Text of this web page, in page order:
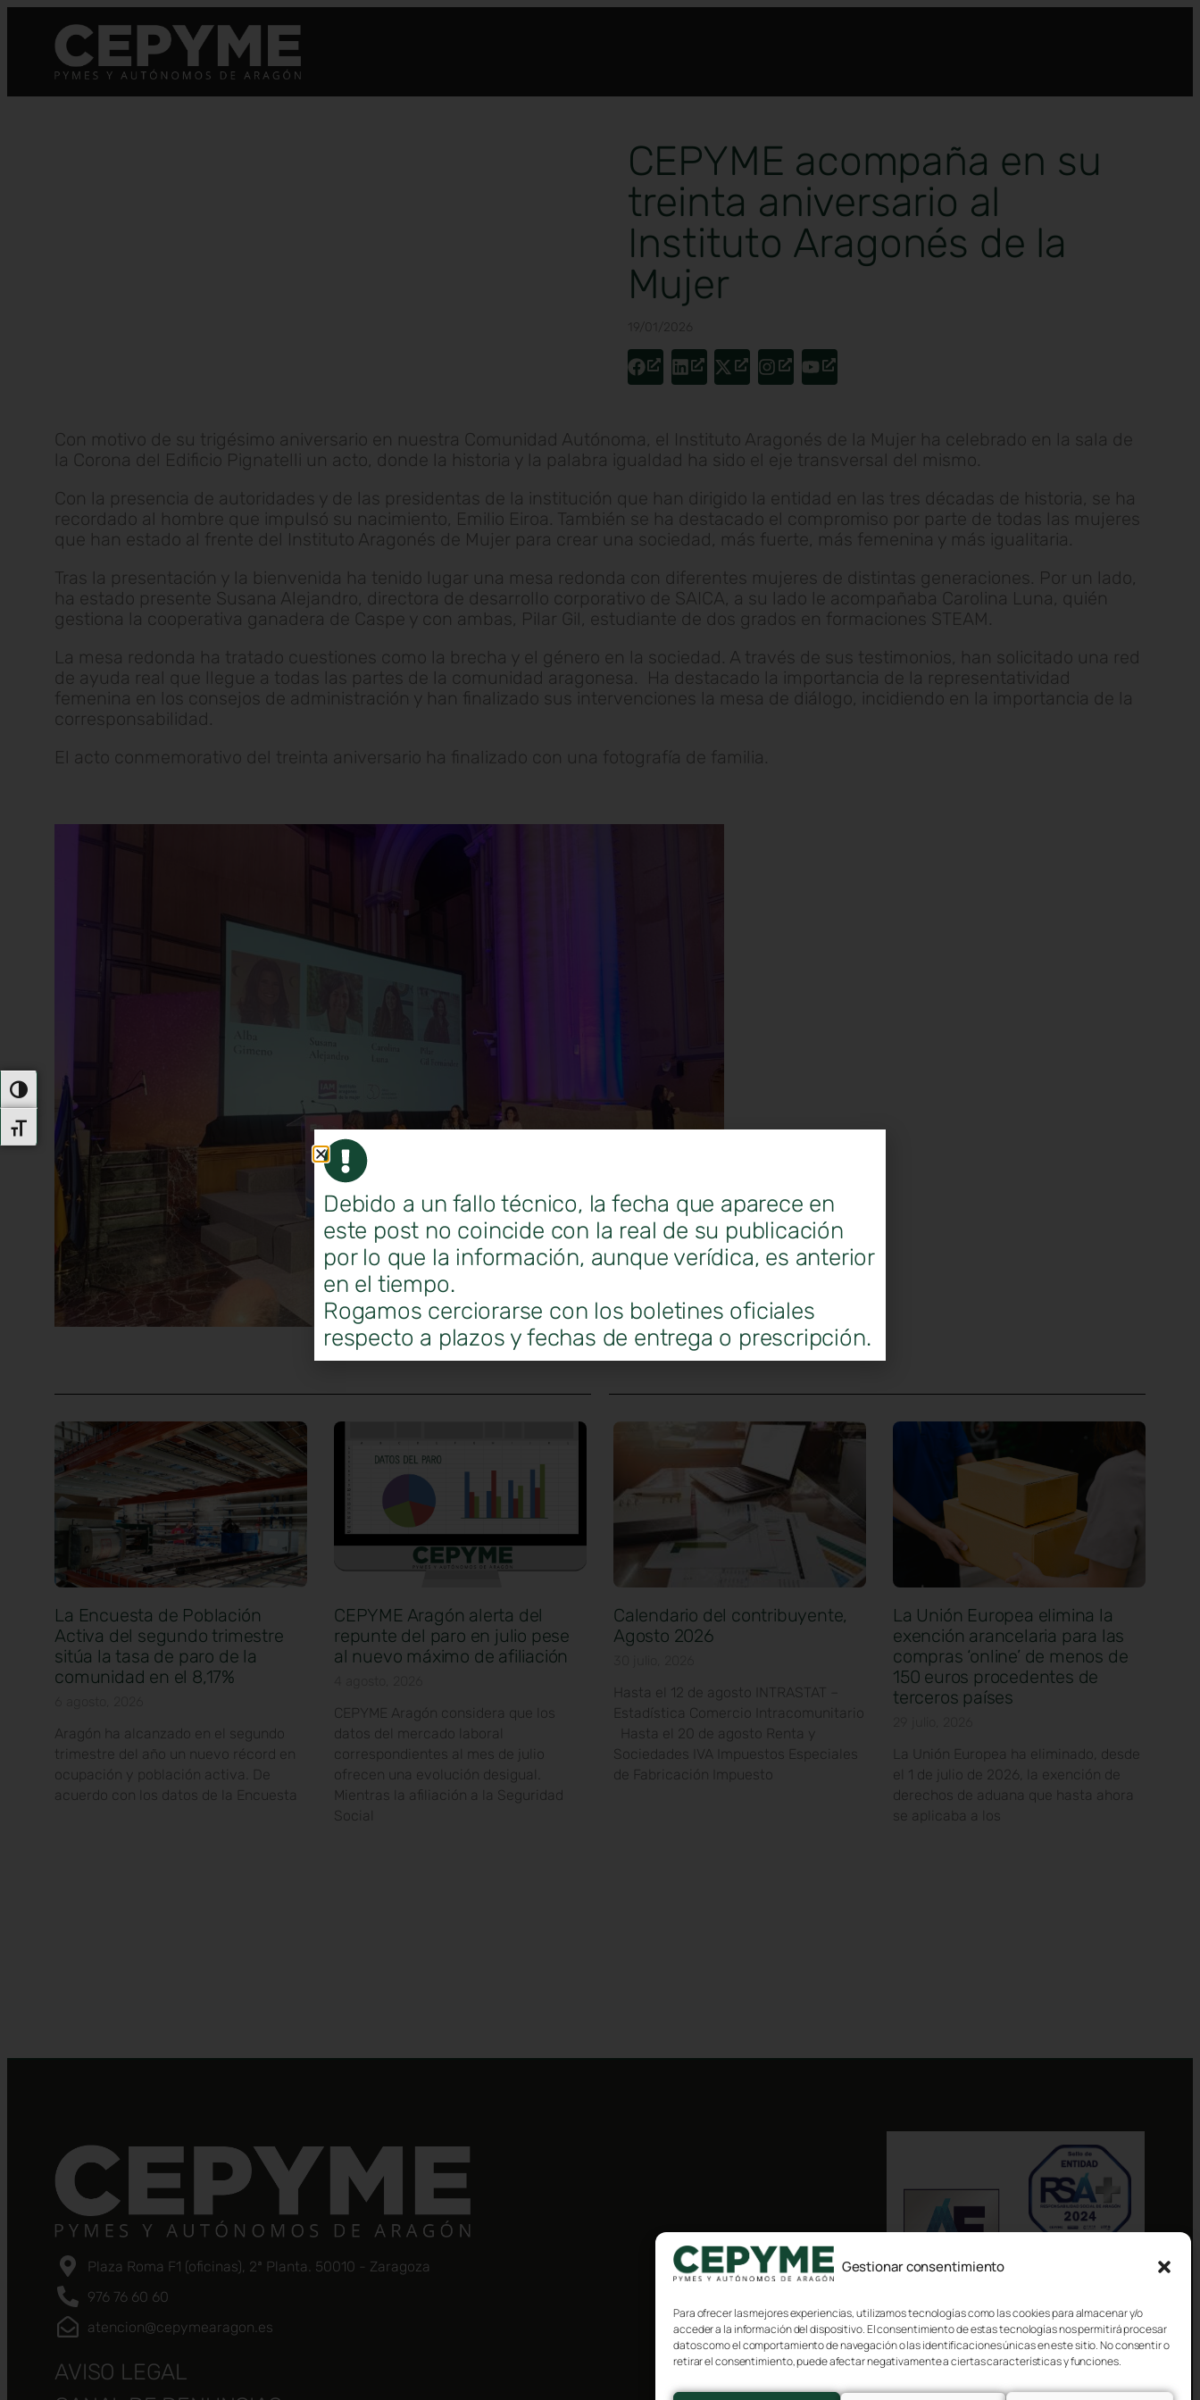
Gestionar consentimiento
Para ofrecer las mejores experiencias, utilizamos tecnologías como las cookies para almacenar y/o
acceder a la información del dispositivo. El consentimiento de estas tecnologías nos permitirá procesar
datos como el comportamiento de navegación o las identificaciones únicas en este sitio. No consentir o
retirar el consentimiento, puede afectar negativamente a ciertas características y funciones.
Alternar Alto Contraste
Alternar Tamaño De Letra
CEPYME acompaña en su
treinta aniversario al
Instituto Aragonés de la
Mujer
19/01/2026
Con motivo de su trigésimo aniversario en nuestra Comunidad Autónoma, el Instituto Aragonés de la Mujer ha celebrado en la sala de
la Corona del Edificio Pignatelli un acto, donde la historia y la palabra igualdad ha sido el eje transversal del mismo.
Con la presencia de autoridades y de las presidentas de la institución que han dirigido la entidad en las tres décadas de historia, se ha
recordado al hombre que impulsó su nacimiento, Emilio Eiroa. También se ha destacado el compromiso por parte de todas las mujeres
que han estado al frente del Instituto Aragonés de Mujer para crear una sociedad, más fuerte, más femenina y más igualitaria.
Tras la presentación y la bienvenida ha tenido lugar una mesa redonda con diferentes mujeres de distintas generaciones. Por un lado,
ha estado presente Susana Alejandro, directora de desarrollo corporativo de SAICA, a su lado le acompañaba Carolina Luna, quién
gestiona la cooperativa ganadera de Caspe y con ambas, Pilar Gil, estudiante de dos grados en formaciones STEAM.
La mesa redonda ha tratado cuestiones como la brecha y el género en la sociedad. A través de sus testimonios, han solicitado una red
de ayuda real que llegue a todas las partes de la comunidad aragonesa. Ha destacado la importancia de la representatividad
femenina en los consejos de administración y han finalizado sus intervenciones la mesa de diálogo, incidiendo en la importancia de la
corresponsabilidad.
El acto conmemorativo del treinta aniversario ha finalizado con una fotografía de familia.
La Encuesta de Población
Activa del segundo trimestre
sitúa la tasa de paro de la
comunidad en el 8,17%
Aragón ha alcanzado en el segundo
trimestre del año un nuevo récord en
ocupación y población activa. De
acuerdo con los datos de la Encuesta
CEPYME Aragón alerta del
repunte del paro en julio pese
al nuevo máximo de afiliación
CEPYME Aragón considera que los
datos del mercado laboral
correspondientes al mes de julio
ofrecen una evolución desigual.
Mientras la afiliación a la Seguridad
Social
Calendario del contribuyente,
Agosto 2026
Hasta el 12 de agosto INTRASTAT –
Estadística Comercio Intracomunitario
Hasta el 20 de agosto Renta y
Sociedades IVA Impuestos Especiales
de Fabricación Impuesto
La Unión Europea elimina la
exención arancelaria para las
compras ‘online’ de menos de
150 euros procedentes de
terceros países
La Unión Europea ha eliminado, desde
el 1 de julio de 2026, la exención de
derechos de aduana que hasta ahora
se aplicaba a los
Plaza Roma F1 (oficinas), 2ª Planta. 50010 - Zaragoza
976 76 60 60
atencion@cepymearagon.es
AVISO LEGAL
Debido a un fallo técnico, la fecha que aparece en
este post no coincide con la real de su publicación
por lo que la información, aunque verídica, es anterior
en el tiempo.
Rogamos cerciorarse con los boletines oficiales
respecto a plazos y fechas de entrega o prescripción.